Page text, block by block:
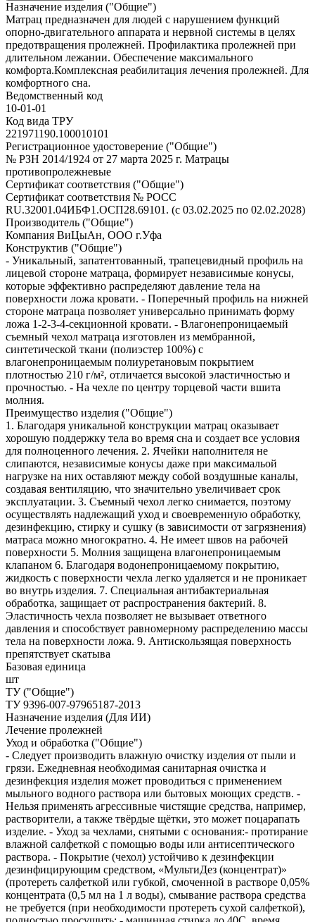
Назначение изделия ("Общие")
Матрац предназначен для людей с нарушением функций
опорно-двигательного аппарата и нервной системы в целях
предотвращения пролежней. Профилактика пролежней при
длительном лежании. Обеспечение максимального
комфорта.Комплексная реабилитация лечения пролежней. Для
комфортного сна.
Ведомственный код
10-01-01
Код вида ТРУ
221971190.100010101
Регистрационное удостоверение ("Общие")
№ РЗН 2014/1924 от 27 марта 2025 г. Матрацы
противопролежневые
Сертификат соответствия ("Общие")
Сертификат соответствия № РОСС
RU.32001.04ИБФ1.ОСП28.69101. (с 03.02.2025 по 02.02.2028)
Производитель ("Общие")
Компания ВиЦыАн, ООО г.Уфа
Конструктив ("Общие")
- Уникальный, запатентованный, трапецевидный профиль на
лицевой стороне матраца, формирует независимые конусы,
которые эффективно распределяют давление тела на
поверхности ложа кровати. - Поперечный профиль на нижней
стороне матраца позволяет универсально принимать форму
ложа 1-2-3-4-секционной кровати. - Влагонепроницаемый
съемный чехол матраца изготовлен из мембранной,
синтетической ткани (полиэстер 100%) с
влагонепроницаемым полиуретановым покрытием
плотностью 210 г/м², отличается высокой эластичностью и
прочностью. - На чехле по центру торцевой части вшита
молния.
Преимущество изделия ("Общие")
1. Благодаря уникальной конструкции матрац оказывает
хорошую поддержку тела во время сна и создает все условия
для полноценного лечения. 2. Ячейки наполнителя не
слипаются, независимые конусы даже при максимальой
нагрузке на них оставляют между собой воздушные каналы,
создавая вентиляцию, что значительно увеличивает срок
эксплуатации. 3. Съемный чехол легко снимается, поэтому
осуществлять надлежащий уход и своевременную обработку,
дезинфекцию, стирку и сушку (в зависимости от загрязнения)
матраса можно многократно. 4. Не имеет швов на рабочей
поверхности 5. Молния защищена влагонепроницаемым
клапаном 6. Благодаря водонепроницаемому покрытию,
жидкость с поверхности чехла легко удаляется и не проникает
во внутрь изделия. 7. Специальная антибактериальная
обработка, защищает от распространения бактерий. 8.
Эластичность чехла позволяет не вызывает ответного
давления и способствует равномерному распределению массы
тела на поверхности ложа. 9. Антискользящая поверхность
препятствует скатыва
Базовая единица
шт
ТУ ("Общие")
ТУ 9396-007-97965187-2013
Назначение изделия (Для ИИ)
Лечение пролежней
Уход и обработка ("Общие")
- Следует производить влажную очистку изделия от пыли и
грязи. Ежедневная необходимая санитарная очистка и
дезинфекция изделия может проводиться с применением
мыльного водного раствора или бытовых моющих средств. -
Нельзя применять агрессивные чистящие средства, например,
растворители, а также твёрдые щётки, это может поцарапать
изделие. - Уход за чехлами, снятыми с основания:- протирание
влажной салфеткой с помощью воды или антисептического
раствора. - Покрытие (чехол) устойчиво к дезинфекции
дезинфицирующим средством, «МультиДез (концентрат)»
(протереть салфеткой или губкой, смоченной в растворе 0,05%
концентрата (0,5 мл на 1 л воды), смывание раствора средства
не требуется (при необходимости протереть сухой салфеткой),